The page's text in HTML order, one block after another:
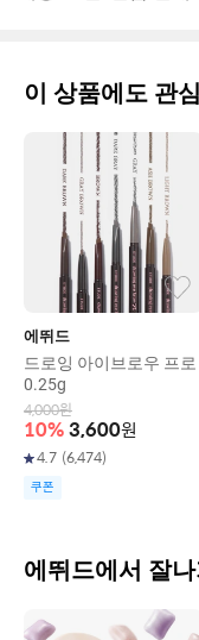
이 상품에도 관
에뛰드
드로잉 아이브로우 프로
0.25g
4,000원
10% 3,600원
4.7 (6,474)
쿠폰
에뛰드에서 잘